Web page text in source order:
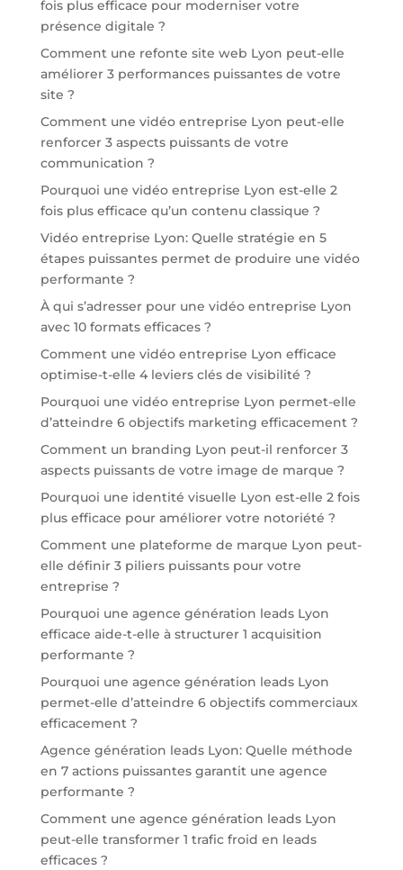
fois plus efficace pour moderniser votre
présence digitale ?
Comment une refonte site web Lyon peut-elle
améliorer 3 performances puissantes de votre
site ?
Comment une vidéo entreprise Lyon peut-elle
renforcer 3 aspects puissants de votre
communication ?
Pourquoi une vidéo entreprise Lyon est-elle 2
fois plus efficace qu’un contenu classique ?
Vidéo entreprise Lyon: Quelle stratégie en 5
étapes puissantes permet de produire une vidéo
performante ?
À qui s’adresser pour une vidéo entreprise Lyon
avec 10 formats efficaces ?
Comment une vidéo entreprise Lyon efficace
optimise-t-elle 4 leviers clés de visibilité ?
Pourquoi une vidéo entreprise Lyon permet-elle
d’atteindre 6 objectifs marketing efficacement ?
Comment un branding Lyon peut-il renforcer 3
aspects puissants de votre image de marque ?
Pourquoi une identité visuelle Lyon est-elle 2 fois
plus efficace pour améliorer votre notoriété ?
Comment une plateforme de marque Lyon peut-
elle définir 3 piliers puissants pour votre
entreprise ?
Pourquoi une agence génération leads Lyon
efficace aide-t-elle à structurer 1 acquisition
performante ?
Pourquoi une agence génération leads Lyon
permet-elle d’atteindre 6 objectifs commerciaux
efficacement ?
Agence génération leads Lyon: Quelle méthode
en 7 actions puissantes garantit une agence
performante ?
Comment une agence génération leads Lyon
peut-elle transformer 1 trafic froid en leads
efficaces ?